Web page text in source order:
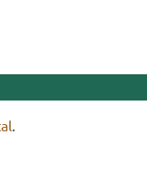
.